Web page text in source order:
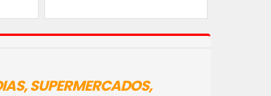
SUPERMERCADOS,